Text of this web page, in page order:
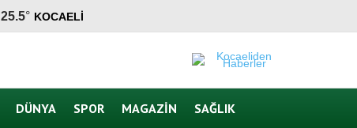
25.5° KOCAELI
DÜNYA SPOR MAGAZIN SAĞLIK